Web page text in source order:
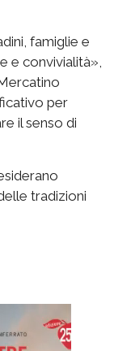
famiglie e
e convivialità»,
per
il senso di
tradizioni